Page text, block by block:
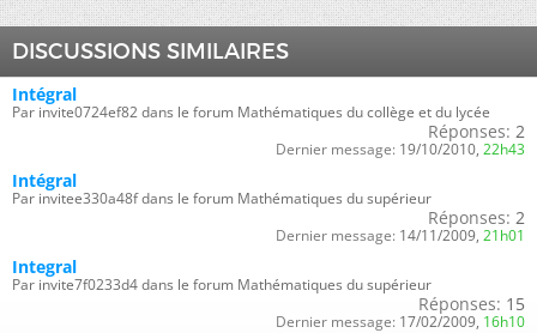
DISCUSSIONS SIMILAIRES
Intégral
Par invite0724ef82 dans le forum Mathématiques du collège et du lycée
Réponses: 2
Dernier message: 19/10/2010, 22h43
Intégral
Par invitee330a48f dans le forum Mathématiques du supérieur
Réponses: 2
Dernier message: 14/11/2009, 21h01
Integral
Par invite7f0233d4 dans le forum Mathématiques du supérieur
Réponses: 15
Dernier message: 17/02/2009, 16h10